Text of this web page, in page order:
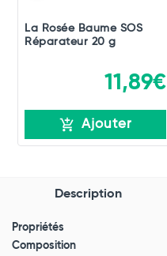
La Rosée Baume SOS
Réparateur 20 g
11,89€
Ajouter
Description
Propriétés
Composition